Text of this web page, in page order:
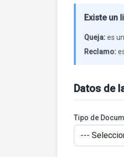
Existe un
Queja:es
Reclamo:
Datos de
Tipo de